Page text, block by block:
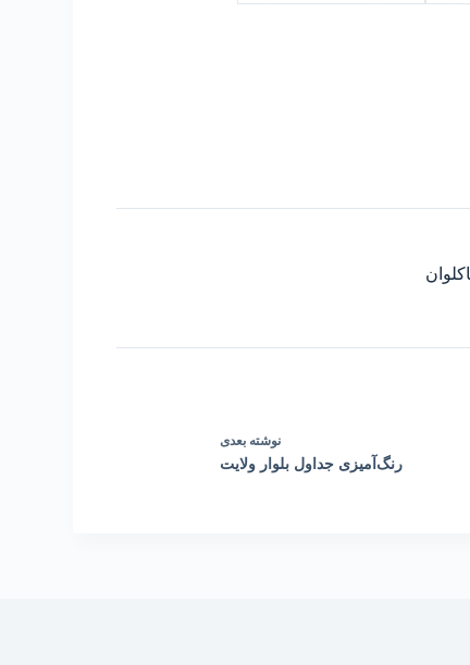
نوشته بعدی
رنگ‌آمیزی جداول بلوار ولایت